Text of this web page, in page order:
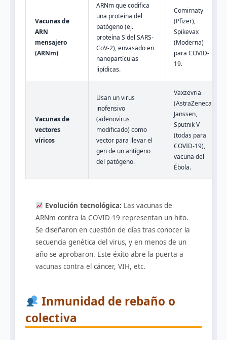
Vacunas de
ARN
mensajero
(ARNm)
ARNm que codifica
una proteína del
patógeno (ej.
proteína S del SARS-
CoV-2), envasado en
nanopartículas
lipídicas.
Comirnaty
(Pfizer),
Spikevax
(Moderna)
para COVID-
19.
Vacunas de
vectores
víricos
Usan un virus
inofensivo
(adenovirus
modificado) como
vector para llevar el
gen de un antígeno
del patógeno.
Vaxzevria
(AstraZeneca),
Janssen,
Sputnik V
(todas para
COVID-19),
vacuna del
Ébola.
Evolución tecnológica: Las vacunas de
ARNm contra la COVID-19 representan un hito.
Se diseñaron en cuestión de días tras conocer la
secuencia genética del virus, y en menos de un
año se aprobaron. Este éxito abre la puerta a
vacunas contra el cáncer, VIH, etc.
Inmunidad de rebaño o
colectiva